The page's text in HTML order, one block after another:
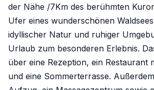
der Nähe /7Km des berühmten
Ufer eines wunderschönen
idyllischer Natur und ruhiger
Urlaub zum besonderen Erlebnis.
über eine Rezeption, ein Restaurant
und eine Sommerterrasse.